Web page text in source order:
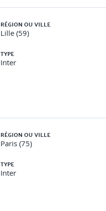
RÉGION OU VILLE
Lille (59)
TYPE
Inter
RÉGION OU VILLE
Paris (75)
TYPE
Inter